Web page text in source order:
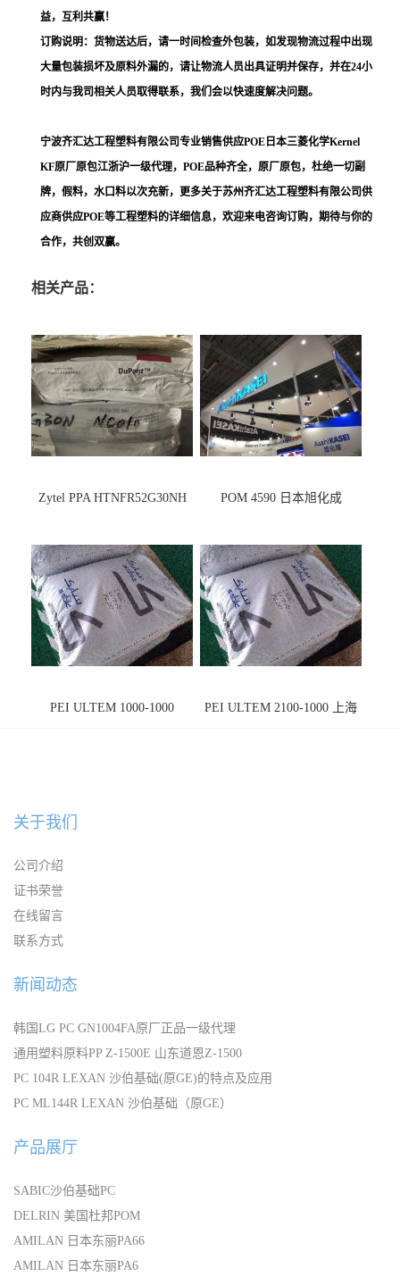
益，互利共赢！
订购说明：货物送达后，请一时间检查外包装，如发现物流过程中出现
大量包装损坏及原料外漏的，请让物流人员出具证明并保存，并在24小
时内与我司相关人员取得联系，我们会以快速度解决问题。
宁波齐汇达工程塑料有限公司专业销售供应POE日本三菱化学Kernel
KF原厂原包江浙沪一级代理，POE品种齐全，原厂原包，杜绝一切副
牌，假料，水口料以次充新，更多关于苏州齐汇达工程塑料有限公司供
应商供应POE等工程塑料的详细信息，欢迎来电咨询订购，期待与你的
合作，共创双赢。
相关产品：
Zytel PPA HTNFR52G30NH POM 4590 日本旭化成
PEI ULTEM 1000-1000
PEI ULTEM 2100-1000 上海
关于我们
公司介绍
证书荣誉
在线留言
联系方式
新闻动态
韩国LG PC GN1004FA原厂正品一级代理
通用塑料原料PP Z-1500E 山东道恩Z-1500
PC 104R LEXAN 沙伯基础(原GE)的特点及应用
PC ML144R LEXAN 沙伯基础（原GE）
产品展厅
SABIC沙伯基础PC
DELRIN 美国杜邦POM
AMILAN 日本东丽PA66
AMILAN 日本东丽PA6